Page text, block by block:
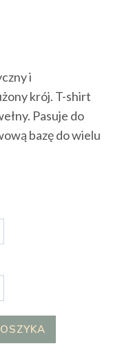
i
krój. T-shirt
Pasuje do
bazę do wielu